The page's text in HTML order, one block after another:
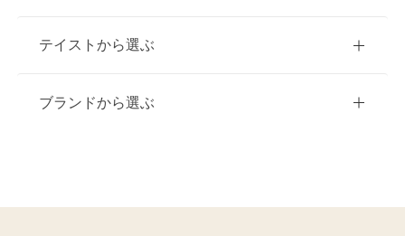
ご購入
10万円台以下
20万円～26万円未満
テイストから選ぶ
クラシック
クール
ブランドから選ぶ
イエベ秋におすすめ